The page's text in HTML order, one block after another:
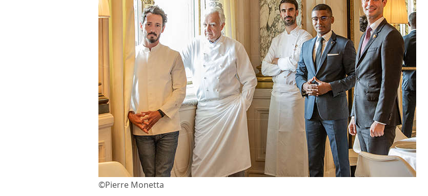
©Pierre Monetta